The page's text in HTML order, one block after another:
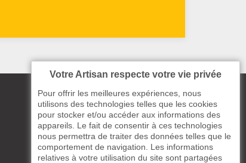
Votre Artisan respecte votre vie privée
Pour offrir les meilleures expériences, nous
utilisons des technologies telles que les cookies
pour stocker et/ou accéder aux informations des
appareils. Le fait de consentir à ces technologies
nous permettra de traiter des données telles que le
comportement de navigation. Les informations
relatives à votre utilisation du site sont partagées